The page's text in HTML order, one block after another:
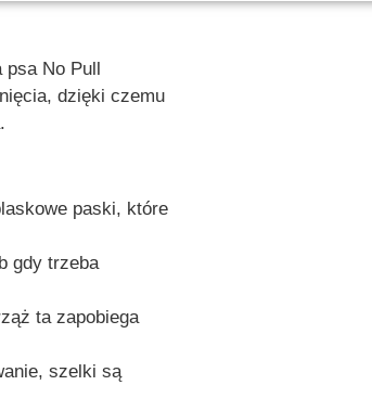
No Pull
dzięki czemu
paski, które
gdy trzeba
ta zapobiega
szelki są